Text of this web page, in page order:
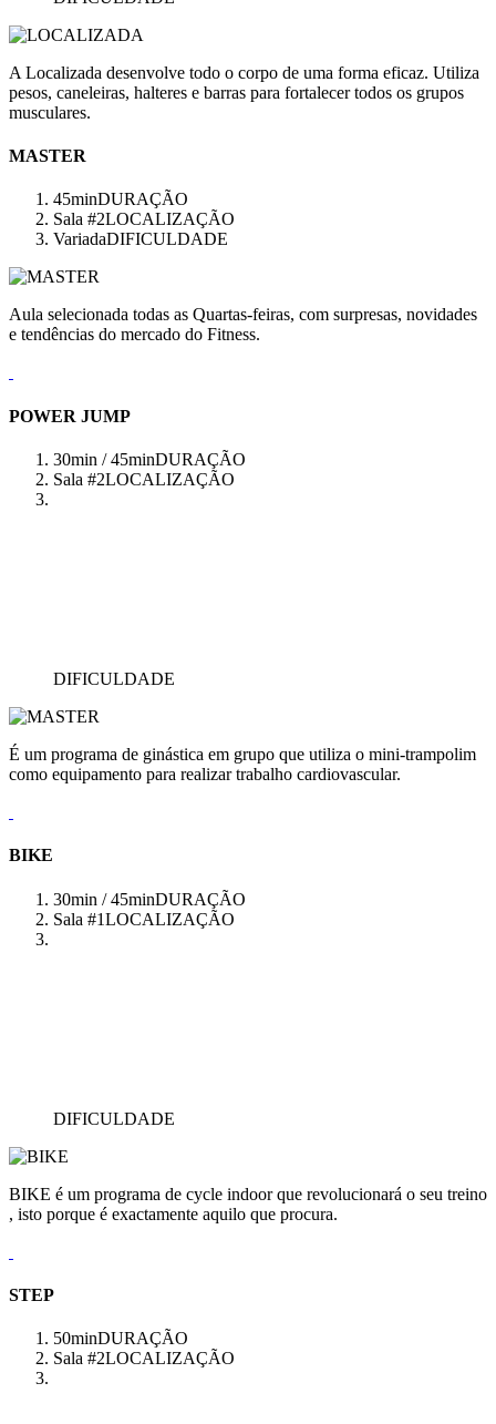
A Localizada desenvolve todo o corpo de uma forma eficaz. Utiliza
pesos, caneleiras, halteres e barras para fortalecer todos os grupos
musculares.
MASTER
45minDURAÇÃO
Sala #2LOCALIZAÇÃO
VariadaDIFICULDADE
Aula selecionada todas as Quartas-feiras, com surpresas, novidades
e tendências do mercado do Fitness.
POWER JUMP
30min / 45minDURAÇÃO
Sala #2LOCALIZAÇÃO
DIFICULDADE
É um programa de ginástica em grupo que utiliza o mini-trampolim
como equipamento para realizar trabalho cardiovascular.
BIKE
30min / 45minDURAÇÃO
Sala #1LOCALIZAÇÃO
DIFICULDADE
BIKE é um programa de cycle indoor que revolucionará o seu treino
, isto porque é exactamente aquilo que procura.
STEP
50minDURAÇÃO
Sala #2LOCALIZAÇÃO